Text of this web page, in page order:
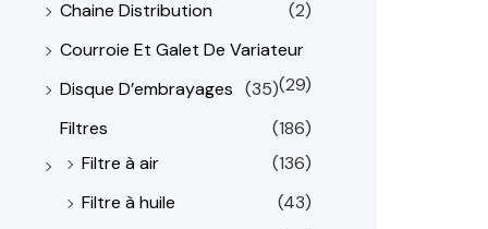
Chaine Distribution
(2)
Courroie Et Galet De Variateur
(29)
Disque D’embrayages (35)
Filtres
(186)
Filtre à air
(136)
Filtre à huile
(43)